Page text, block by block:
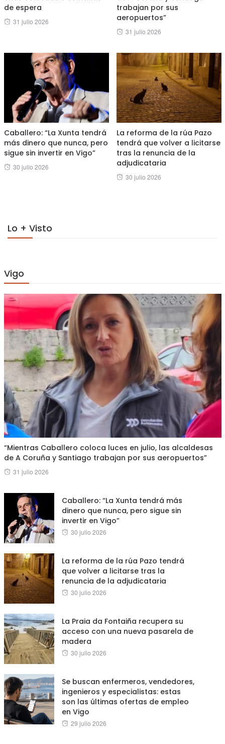
de espera
Posted
31 julio 2026
trabajan por sus
aeropuertos”
Posted
31 julio 2026
Caballero: “La Xunta tendrá
más dinero que nunca, pero
sigue sin invertir en Vigo”
Posted
30 julio 2026
La reforma de la rúa Pazo
tendrá que volver a licitarse
tras la renuncia de la
adjudicataria
Posted
30 julio 2026
Lo + Visto
Vigo
“Mientras Caballero coloca luces en julio, las alcaldesas
de A Coruña y Santiago trabajan por sus aeropuertos”
Posted
31 julio 2026
Caballero: “La Xunta tendrá más
dinero que nunca, pero sigue sin
invertir en Vigo”
Posted
30 julio 2026
La reforma de la rúa Pazo tendrá
que volver a licitarse tras la
renuncia de la adjudicataria
Posted
30 julio 2026
La Praia da Fontaiña recupera su
acceso con una nueva pasarela de
madera
Posted
30 julio 2026
Se buscan enfermeros, vendedores,
ingenieros y especialistas: estas
son las últimas ofertas de empleo
en Vigo
Posted
29 julio 2026